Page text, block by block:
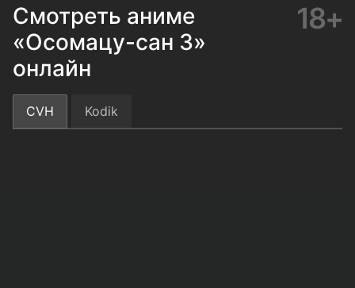
Смотреть аниме
«Осомацу-сан 3»
онлайн
18+
CVH Kodik